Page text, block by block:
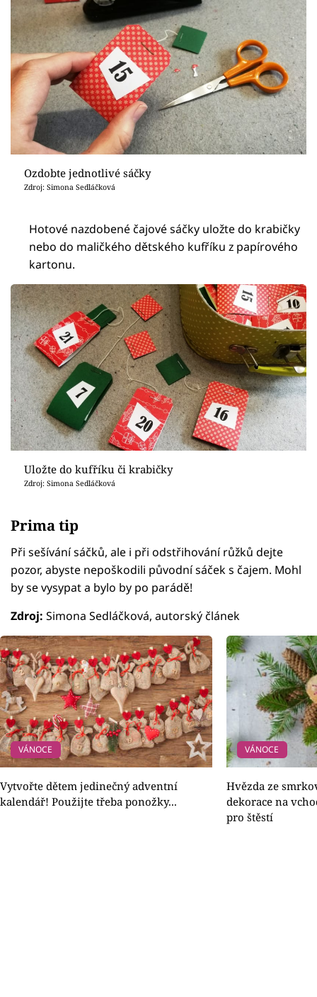
Ozdobte jednotlivé sáčky
Zdroj: Simona Sedláčková
Hotové nazdobené čajové sáčky uložte do krabičky
nebo do maličkého dětského kufříku z papírového
kartonu.
Uložte do kufříku či krabičky
Zdroj: Simona Sedláčková
Prima tip
Při sešívání sáčků, ale i při odstřihování růžků dejte
pozor, abyste nepoškodili původní sáček s čajem. Mohl
by se vysypat a bylo by po parádě!
Zdroj: Simona Sedláčková, autorský článek
VÁNOCE
Vytvořte dětem jedinečný adventní
kalendář! Použijte třeba ponožky...
VÁNOCE
Hvězda ze
dekorace na
pro štěstí